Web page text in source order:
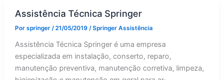
Assistência Técnica Springer
Por springer /21/05/2019 /Springer Assistência
Assistência Técnica Springer é uma empresa
especializada em instalação, conserto, reparo,
manutenção preventiva, manutenção corretiva, limpeza,